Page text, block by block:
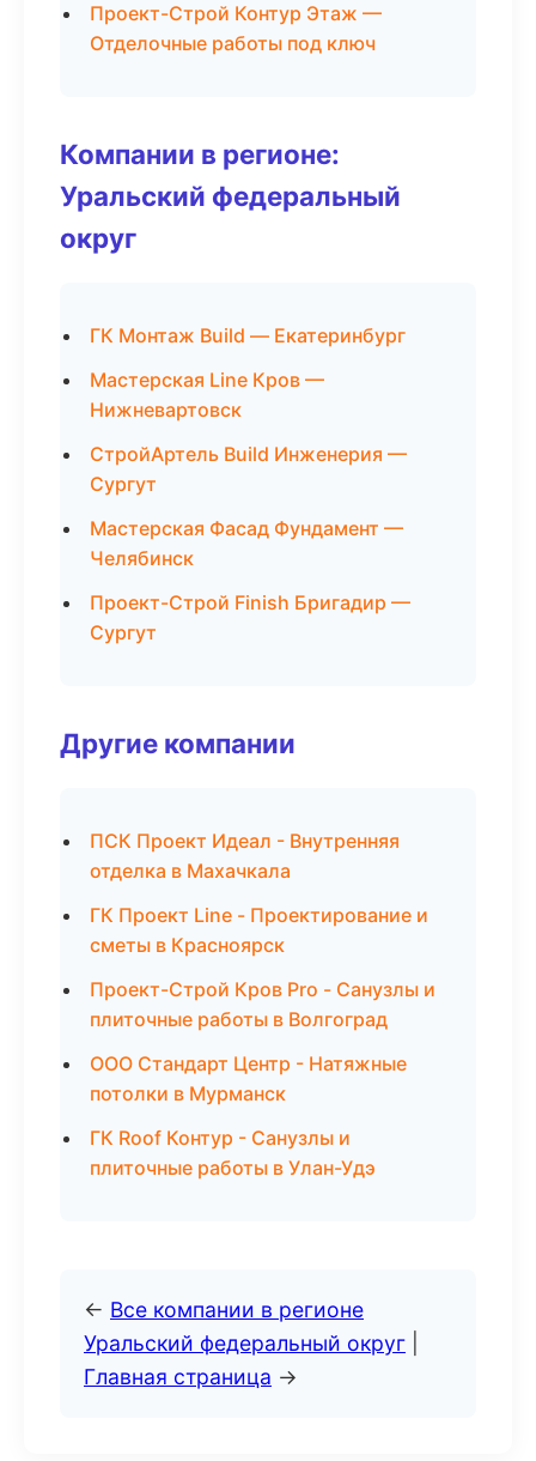
Проект-Строй Контур Этаж —
Отделочные работы под ключ
Компании в регионе:
Уральский федеральный
округ
ГК Монтаж Build — Екатеринбург
Мастерская Line Кров —
Нижневартовск
СтройАртель Build Инженерия —
Сургут
Мастерская Фасад Фундамент —
Челябинск
Проект-Строй Finish Бригадир —
Сургут
Другие компании
ПСК Проект Идеал - Внутренняя
отделка в Махачкала
ГК Проект Line - Проектирование и
сметы в Красноярск
Проект-Строй Кров Pro - Санузлы и
плиточные работы в Волгоград
ООО Стандарт Центр - Натяжные
потолки в Мурманск
ГК Roof Контур - Санузлы и
плиточные работы в Улан-Удэ
← Все компании в регионе
Уральский федеральный округ
Главная страница →